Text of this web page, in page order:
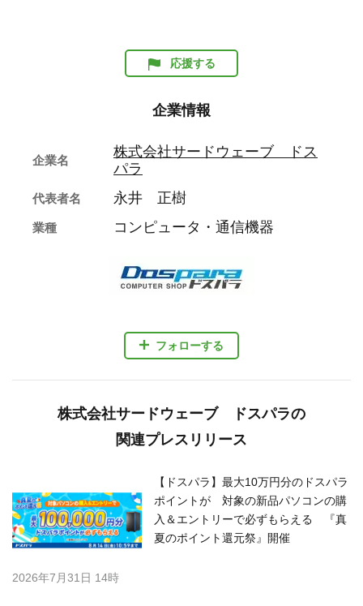
応援する
企業情報
フォローする
企業名
株式会社サードウェーブ ドス
パラ
代表者名 永井 正樹
業種 コンピュータ・通信機器
株式会社サードウェーブ ドスパラの
関連プレスリリース
【ドスパラ】最大10万円分のドスパラ
ポイントが 対象の新品パソコンの購
入＆エントリーで必ずもらえる 『真
夏のポイント還元祭』開催
2026年7月31日 14時